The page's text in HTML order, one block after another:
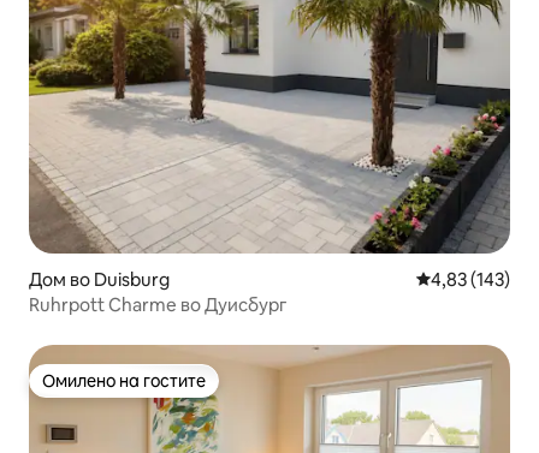
Дом во Duisburg Просечна
4,83 (143)
Ruhrpott Charme во Дуисбург
Омилено на гостите
Омилено на гостите